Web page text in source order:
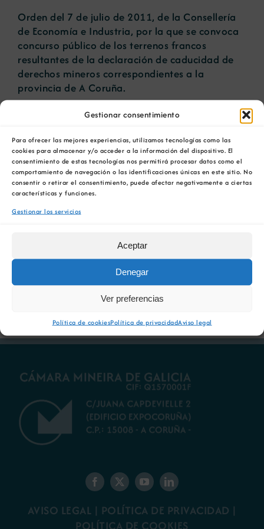
Gestionar consentimiento
Para ofrecer las mejores experiencias, utilizamos tecnologías como las
cookies para almacenar y/o acceder a la información del dispositivo. El
consentimiento de estas tecnologías nos permitirá procesar datos como el
comportamiento de navegación o las identificaciones únicas en este sitio. No
consentir o retirar el consentimiento, puede afectar negativamente a ciertas
características y funciones.
Gestionar los servicios
Aceptar
Denegar
Ver preferencias
Política de cookiesPolítica de privacidadAviso legal
Noticias
Portal de empleo
Orden del 7 de julio de 2011, de la Consellería
de Economía e Industria, por la que se convoca
concurso público de los terrenos francos
resultantes de la declaración de caducidad de
derechos mineros correspondientes a la
provincia de A Coruña.
plazo de presentación de solicitudes
Artículos relacionados
La COMG reúne a
dos líderes
Centenario para
debatir sobre el
futuro del rural
gallego
restauración
minería gallega
AVISO LEGAL | POLÍTICA DE PRIVACIDAD |